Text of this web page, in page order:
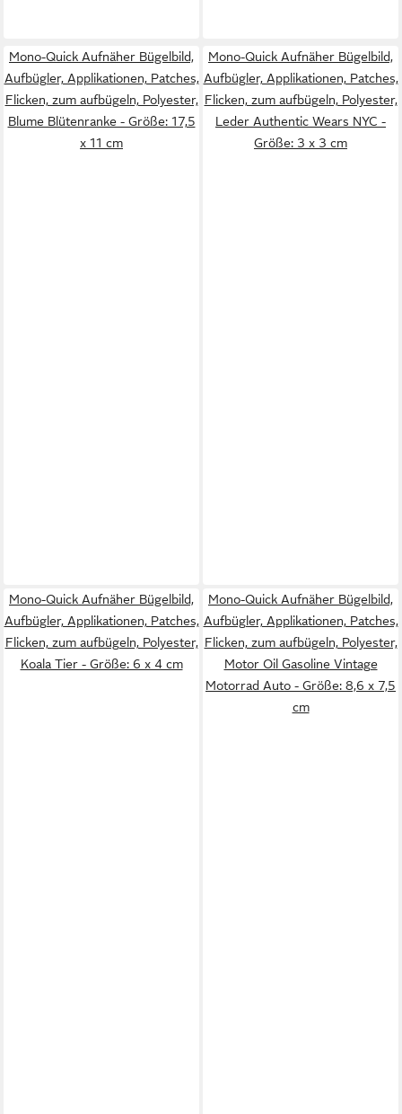
Mono-Quick Aufnäher Bügelbild,
Aufbügler, Applikationen, Patches,
Flicken, zum aufbügeln, Polyester,
Blume Blütenranke - Größe: 17,5
x 11 cm
Mono-Quick Aufnäher Bügelbild,
Aufbügler, Applikationen, Patches,
Flicken, zum aufbügeln, Polyester,
Leder Authentic Wears NYC -
Größe: 3 x 3 cm
Mono-Quick Aufnäher Bügelbild,
Aufbügler, Applikationen, Patches,
Flicken, zum aufbügeln, Polyester,
Koala Tier - Größe: 6 x 4 cm
Mono-Quick Aufnäher Bügelbild,
Aufbügler, Applikationen, Patches,
Flicken, zum aufbügeln, Polyester,
Motor Oil Gasoline Vintage
Motorrad Auto - Größe: 8,6 x 7,5
cm